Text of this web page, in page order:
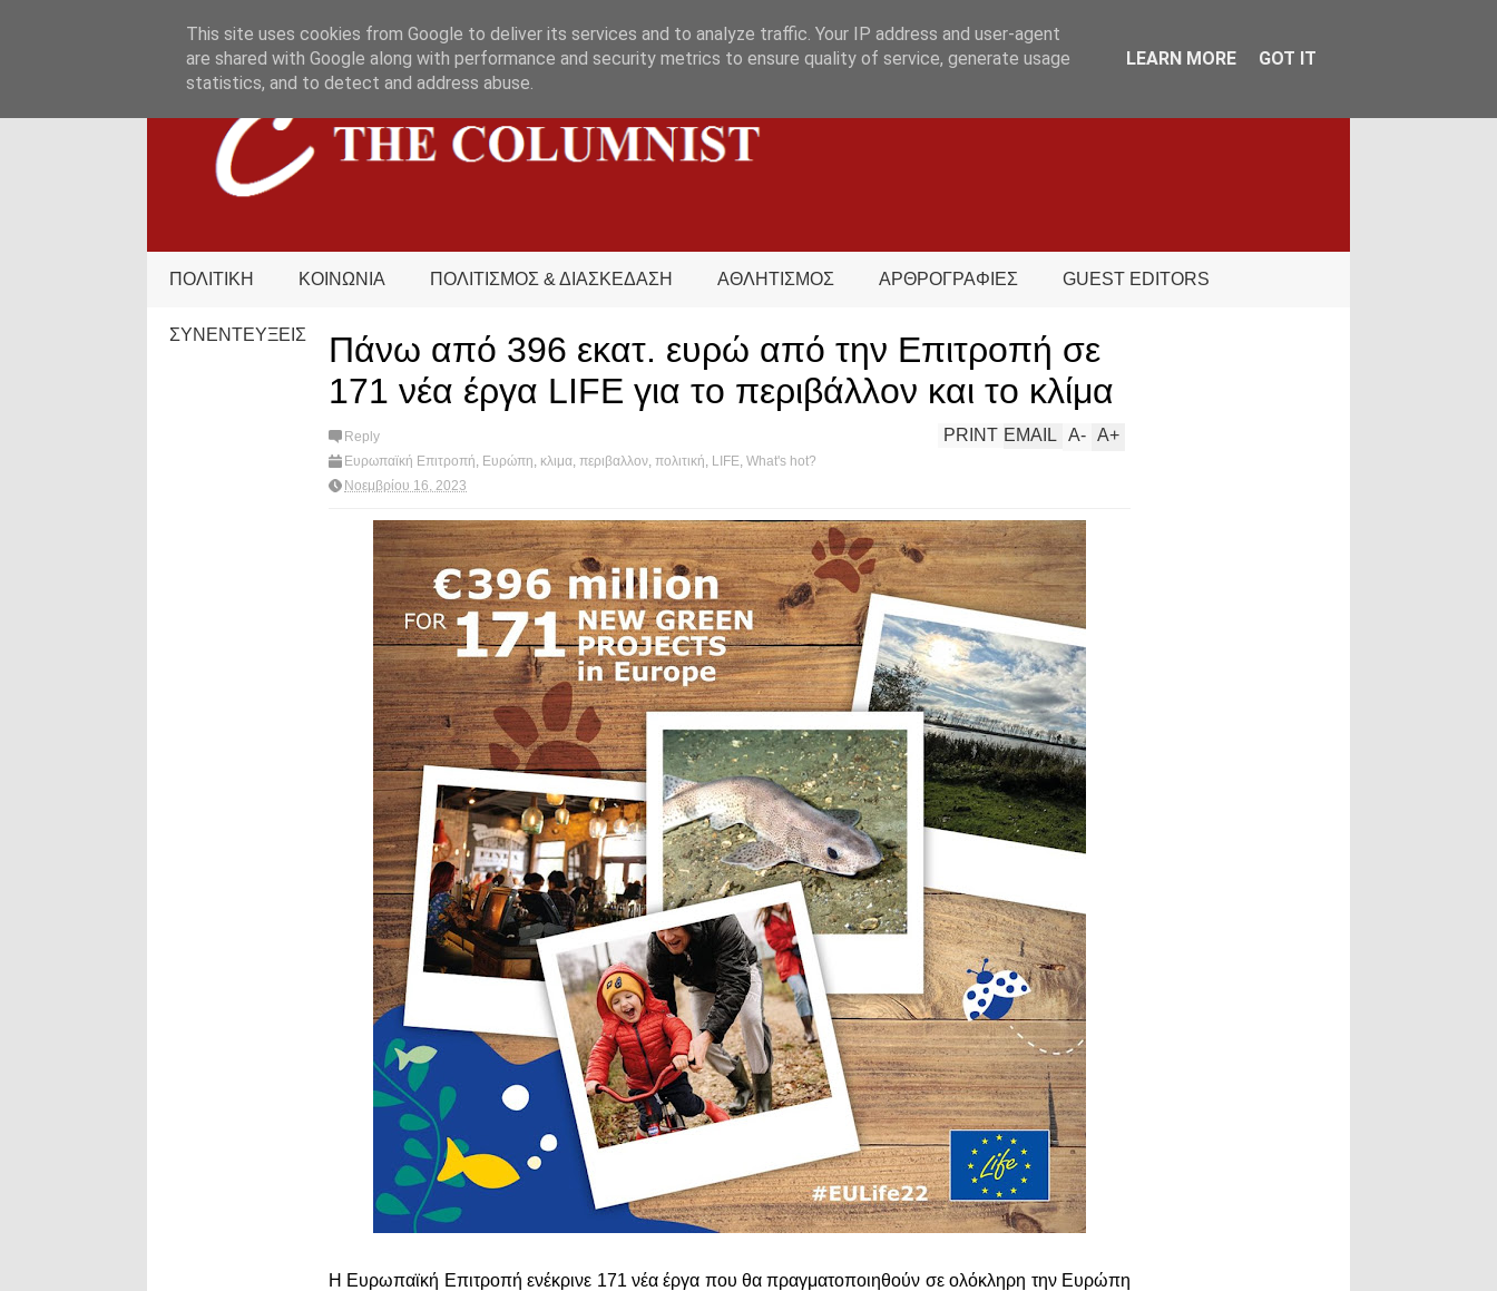
ΠΟΛΙΤΙΚΗ ΚΟΙΝΩΝΙΑ ΠΟΛΙΤΙΣΜΟΣ & ΔΙΑΣΚΕΔΑΣΗ ΑΘΛΗΤΙΣΜΟΣ ΑΡΘΡΟΓΡΑΦΙΕΣ GUEST EDITORS
ΣΥΝΕΝΤΕΥΞΕΙΣ
Πάνω από 396 εκατ. ευρώ από την Επιτροπή σε
171 νέα έργα LIFE για το περιβάλλον και το κλίμα
Reply
Ευρωπαϊκή Επιτροπή Ευρώπη κλιμα περιβαλλον πολιτική LIFE What's hot?
Νοεμβρίου 16, 2023
A+
A-
EMAIL
PRINT
Η Ευρωπαϊκή Επιτροπή ενέκρινε 171 νέα έργα που θα πραγματοποιηθούν σε ολόκληρη την Ευρώπη
This site uses cookies from Google to deliver its services and to analyze traffic. Your IP address and user-agent
are shared with Google along with performance and security metrics to ensure quality of service, generate usage
statistics, and to detect and address abuse.
LEARN MORE GOT IT